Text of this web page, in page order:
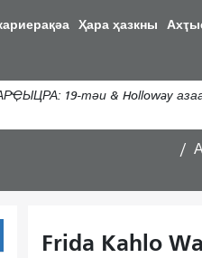
хада
аиасра
Ҳара ҳазкны
19-тәи & Holloway
Frida Kahlo